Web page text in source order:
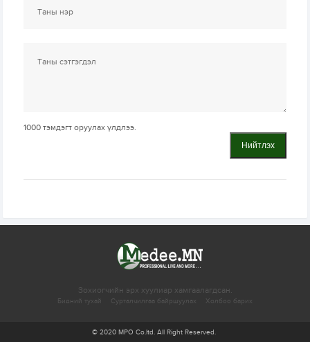
1000 тэмдэгт оруулах үлдлээ.
Нийтлэх
Зохиогчийн эрх хуулиар хамгаалагдсан.
Бидний тухай Сурталчилгаа байршуулах Холбоо барих
© 2020 MPO Co.ltd. All Right Reserved.